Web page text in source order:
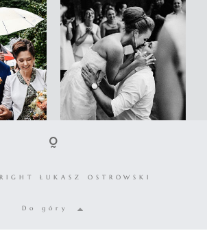
ŁUKASZ OSTROWSKI
Do góry